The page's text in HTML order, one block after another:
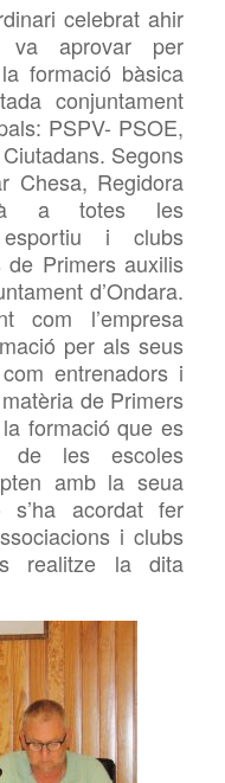
celebrat ahir
va aprovar per
formació bàsica
conjuntament
PSPV- PSOE,
Segons
Chesa, Regidora
a totes les
i clubs
Primers auxilis
d’Ondara.
com l’empresa
per als seus
entrenadors i
de Primers
formació que es
de les escoles
amb la seua
s’ha acordat fer
i clubs
realitze la dita